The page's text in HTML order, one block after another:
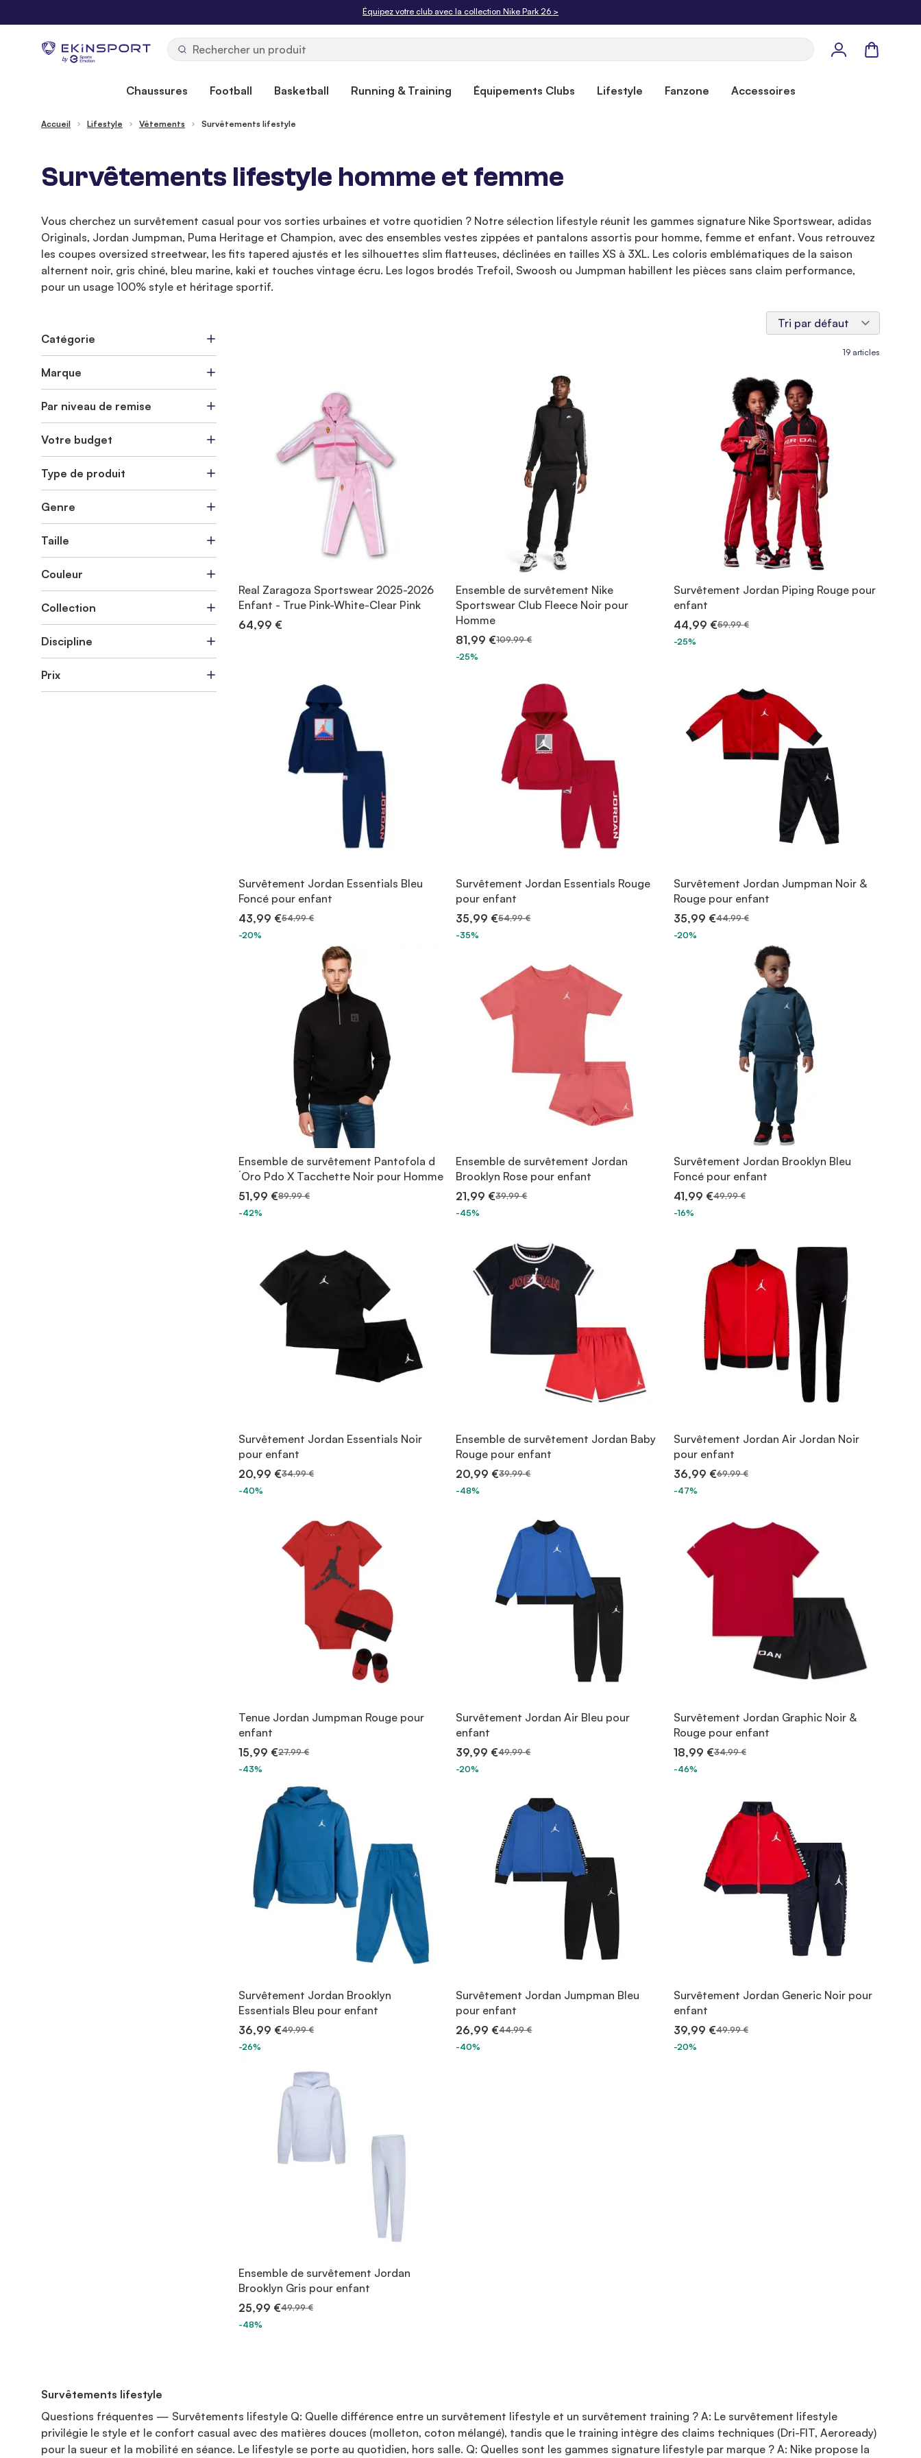
Livraison offerte dès 50€. Retours gratuits sous 30 jours.
by
Panier
Chaussures Football Basketball Running & Training Équipements Clubs Lifestyle Fanzone Accessoires
Accueil Lifestyle Vêtements Survêtements lifestyle
Survêtements lifestyle homme et femme
Vous cherchez un survêtement casual pour vos sorties urbaines et votre quotidien ? Notre sélection lifestyle réunit les gammes signature Nike Sportswear, adidas
Originals, Jordan Jumpman, Puma Heritage et Champion, avec des ensembles vestes zippées et pantalons assortis pour homme, femme et enfant. Vous retrouvez
les coupes oversized streetwear, les fits tapered ajustés et les silhouettes slim flatteuses, déclinées en tailles XS à 3XL. Les coloris emblématiques de la saison
alternent noir, gris chiné, bleu marine, kaki et touches vintage écru. Les logos brodés Trefoil, Swoosh ou Jumpman habillent les pièces sans claim performance,
pour un usage 100% style et héritage sportif.
19 articles
Real Zaragoza Sportswear 2025-2026
Enfant - True Pink-White-Clear Pink
64,99 €
Ensemble de survêtement Nike
Sportswear Club Fleece Noir pour
Homme
81,99 €109,99 €
-25%
Survêtement Jordan Piping Rouge pour
enfant
44,99 €59,99 €
-25%
Survêtement Jordan Essentials Bleu
Foncé pour enfant
43,99 €54,99 €
-20%
Survêtement Jordan Essentials Rouge
pour enfant
35,99 €54,99 €
-35%
Survêtement Jordan Jumpman Noir &
Rouge pour enfant
35,99 €44,99 €
-20%
Ensemble de survêtement Pantofola d
´Oro Pdo X Tacchette Noir pour Homme
51,99 €89,99 €
-42%
Ensemble de survêtement Jordan
Brooklyn Rose pour enfant
21,99 €39,99 €
-45%
Survêtement Jordan Brooklyn Bleu
Foncé pour enfant
41,99 €49,99 €
-16%
Survêtement Jordan Essentials Noir
pour enfant
20,99 €34,99 €
-40%
Ensemble de survêtement Jordan Baby
Rouge pour enfant
20,99 €39,99 €
-48%
Survêtement Jordan Air Jordan Noir
pour enfant
36,99 €69,99 €
-47%
Tenue Jordan Jumpman Rouge pour
enfant
15,99 €27,99 €
-43%
Survêtement Jordan Air Bleu pour
enfant
39,99 €49,99 €
-20%
Survêtement Jordan Graphic Noir &
Rouge pour enfant
18,99 €34,99 €
-46%
Survêtement Jordan Brooklyn
Essentials Bleu pour enfant
36,99 €49,99 €
-26%
Survêtement Jordan Jumpman Bleu
pour enfant
26,99 €44,99 €
-40%
Survêtement Jordan Generic Noir pour
enfant
39,99 €49,99 €
-20%
Ensemble de survêtement Jordan
Brooklyn Gris pour enfant
25,99 €49,99 €
-48%
Catégorie
Marque
Par niveau de remise
Votre budget
Type de produit
Genre
Taille
Couleur
Collection
Discipline
Prix
Survêtements lifestyle
Questions fréquentes — Survêtements lifestyle Q: Quelle différence entre un survêtement lifestyle et un survêtement training ? A: Le survêtement lifestyle
privilégie le style et le confort casual avec des matières douces (molleton, coton mélangé), tandis que le training intègre des claims techniques (Dri-FIT, Aeroready)
pour la sueur et la mobilité en séance. Le lifestyle se porte au quotidien, hors salle. Q: Quelles sont les gammes signature lifestyle par marque ? A: Nike propose la